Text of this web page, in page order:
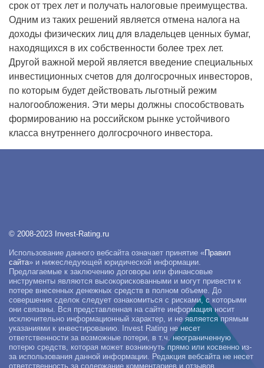
срок от трех лет и получать налоговые преимущества.
Одним из таких решений является отмена налога на
доходы физических лиц для владельцев ценных бумаг,
находящихся в их собственности более трех лет.
Другой важной мерой является введение специальных
инвестиционных счетов для долгосрочных инвесторов,
по которым будет действовать льготный режим
налогообложения. Эти меры должны способствовать
формированию на российском рынке устойчивого
класса внутреннего долгосрочного инвестора.
© 2008-2023 Invest-Rating.ru
Использование данного вебсайта означает принятие «Правил
сайта» и нижеследующей юридической информации.
Предлагаемые к заключению договоры или финансовые
инструменты являются высокорискованными и могут привести к
потере внесенных денежных средств в полном объеме. До
совершения сделок следует ознакомиться с рисками, с которыми
они связаны. Вся представленная на сайте информация носит
исключительно информационный характер, и не является прямым
указаниями к инвестированию. Invest Rating не несет
ответственности за возможные потери, в т.ч. неограниченную
потерю средств, которая может возникнуть прямо или косвенно из-
за использования данной информации. Редакция вебсайта не несет
ответственность за содержание комментариев и отзывов